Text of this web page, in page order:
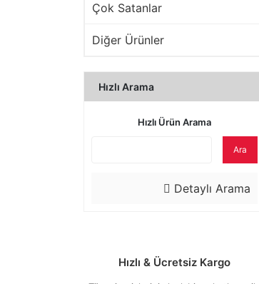
Çok Satanlar
Diğer Ürünler
Hızlı Arama
Hızlı Ürün Arama
Ara
Detaylı Arama
Hızlı & Ücretsiz Kargo